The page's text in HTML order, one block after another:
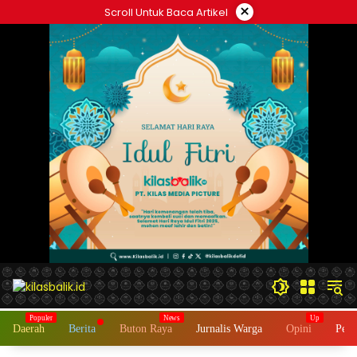
ke
Scroll Untuk Baca Artikel ×
Daerah Berita Buton Raya Jurnalis Warga Opini